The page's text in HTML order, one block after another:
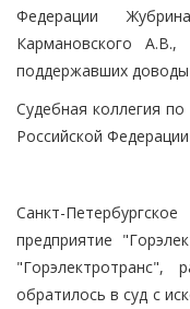
Федерации
Кармановского
поддержавших
Судебная коллегия
Российской Федерации
Санкт-
предприятие
"Горэлектротранс",
обратилось в суд с